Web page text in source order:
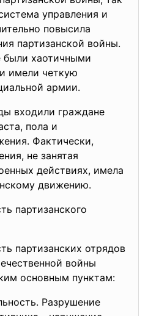
управления и
повысила
партизанской войны.
были хаотичными
имели четкую
армии.
входили граждане
пола и
Фактически,
не занятая
действиях, имела
движению.
партизанского
партизанских отрядов
войны
основным пунктам:
Разрушение